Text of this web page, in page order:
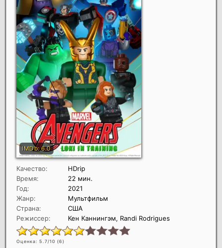
Качество:
HDrip
Время:
22 мин.
Год:
2021
Жанр:
Мультфильм
Страна:
США
Режиссер:
Кен Каннингэм, Randi Rodrigues
Оценка: 5.7/10 (6)